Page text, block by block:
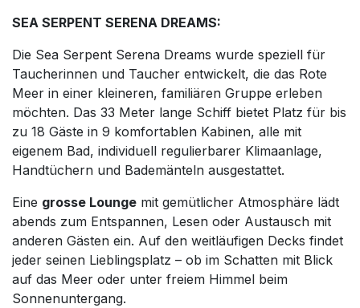
SEA SERPENT SERENA DREAMS:
Die Sea Serpent Serena Dreams wurde speziell für
Taucherinnen und Taucher entwickelt, die das Rote
Meer in einer kleineren, familiären Gruppe erleben
möchten. Das 33 Meter lange Schiff bietet Platz für bis
zu 18 Gäste in 9 komfortablen Kabinen, alle mit
eigenem Bad, individuell regulierbarer Klimaanlage,
Handtüchern und Bademänteln ausgestattet.
Eine grosse Lounge mit gemütlicher Atmosphäre lädt
abends zum Entspannen, Lesen oder Austausch mit
anderen Gästen ein. Auf den weitläufigen Decks findet
jeder seinen Lieblingsplatz – ob im Schatten mit Blick
auf das Meer oder unter freiem Himmel beim
Sonnenuntergang.